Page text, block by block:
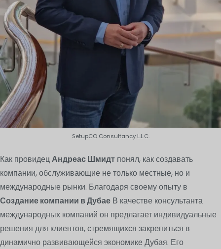
SetupCO Consultancy L.L.C.
Как провидецАндреас Шмидт понял, как создавать
компании, обслуживающие не только местные, но и
международные рынки. Благодаря своему опыту в
Создание компании в Дубае В качестве консультанта
международных компаний он предлагает индивидуальные
решения для клиентов, стремящихся закрепиться в
динамично развивающейся экономике Дубая. Его